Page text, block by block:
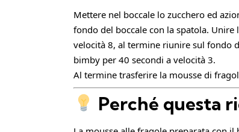
Mettere nel boccale lo zucchero ed
fondo del boccale con la spatola.
velocità 8, al termine riunire sul fondo
bimby per 40 secondi a velocità 3.
Al termine trasferire la mousse di
Perché questa